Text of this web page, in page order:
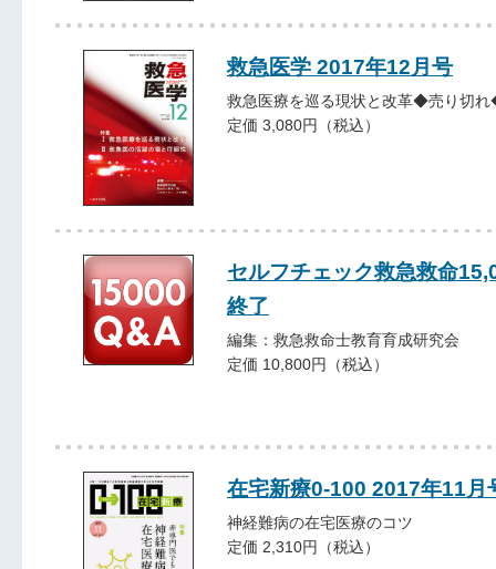
救急医学 2017年12月号
救急医療を巡る現状と改革◆売り切
定価 3,080円（税込）
セルフチェック救急救命
終了
編集：救急救命士教育育成研究会
定価 10,800円（税込）
在宅新療0-100 2017年11月
神経難病の在宅医療のコツ
定価 2,310円（税込）